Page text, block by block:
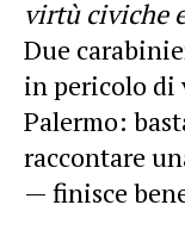
virtù civiche
Due
in pericolo di
Palermo:
raccontare
— finisce